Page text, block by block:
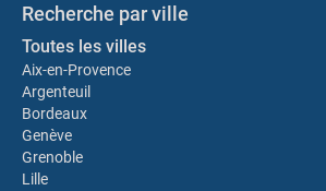
Recherche par ville
Toutes les villes
Aix-en-Provence
Argenteuil
Bordeaux
Genève
Grenoble
Lille